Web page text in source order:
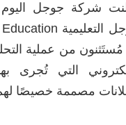
تعفي
تطبيقاتها
من
تحليل
شركة جوجل
مُستَثنون من عملية
التي تُجرى
مصممة خصيصًا